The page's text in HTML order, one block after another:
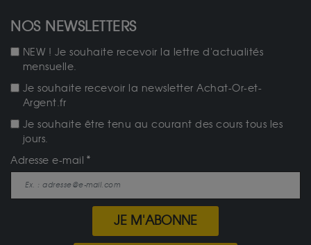
NOS NEWSLETTERS
NEW ! Je souhaite recevoir la lettre d'actualités
mensuelle.
Je souhaite recevoir la newsletter Achat-Or-et-
Argent.fr
Je souhaite être tenu au courant des cours tous les
jours.
Adresse e-mail
JE M'ABONNE